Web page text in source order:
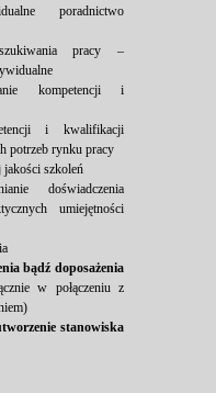
poradnictwo
pracy –
kompetencji i
i kwalifikacji
potrzeb rynku pracy
jakości szkoleń
doświadczenia
umiejętności
bądź doposażenia
w połączeniu z
stanowiska